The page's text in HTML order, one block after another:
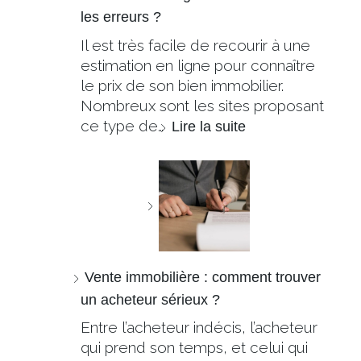
les erreurs ?
Il est très facile de recourir à une
estimation en ligne pour connaître
le prix de son bien immobilier.
Nombreux sont les sites proposant
ce type de… Lire la suite
Vente immobilière : comment trouver
un acheteur sérieux ?
Entre l’acheteur indécis, l’acheteur
qui prend son temps, et celui qui